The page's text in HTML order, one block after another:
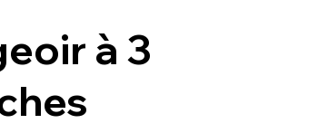
à 3